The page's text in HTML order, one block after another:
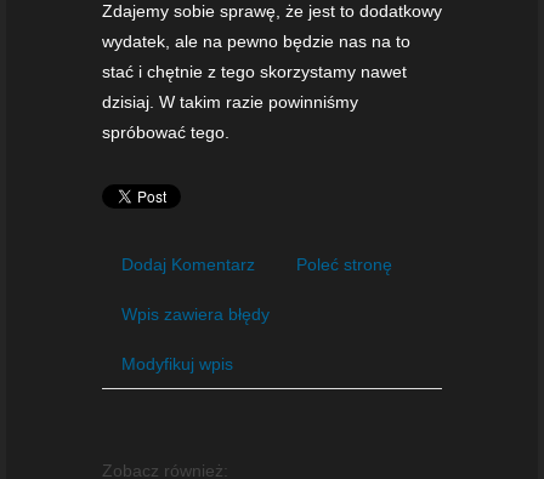
Zdajemy sobie sprawę, że jest to dodatkowy
wydatek, ale na pewno będzie nas na to
stać i chętnie z tego skorzystamy nawet
dzisiaj. W takim razie powinniśmy
spróbować tego.
Dodaj Komentarz Poleć stronę
Wpis zawiera błędy
Modyfikuj wpis
Zobacz również: